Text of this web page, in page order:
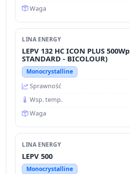
Waga
LINA ENERGY
LEPV 132 HC ICON PLUS
STANDARD - BICOLOUR)
Monocrystalline
Sprawność
Wsp. temp.
Waga
LINA ENERGY
LEPV 500
Monocrystalline